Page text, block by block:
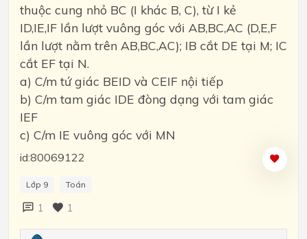
thuộc cung nhỏ BC (I khác B, C), từ I kẻ
ID,IE,IF lần lượt vuông góc với AB,BC,AC (D,E,F
lần lượt nằm trên AB,BC,AC); IB cắt DE tại M; IC
cắt EF tại N.
a) C/m tứ giác BEID và CEIF nội tiếp
b) C/m tam giác IDE đòng dạng với tam giác
IEF
c) C/m IE vuông góc với MN
id:80069122
Lớp 9 Toán
1 1